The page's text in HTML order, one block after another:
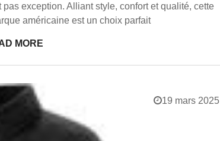
exception. Alliant style, confort et qualité, cette
américaine est un choix parfait
MORE
19 mars 2025